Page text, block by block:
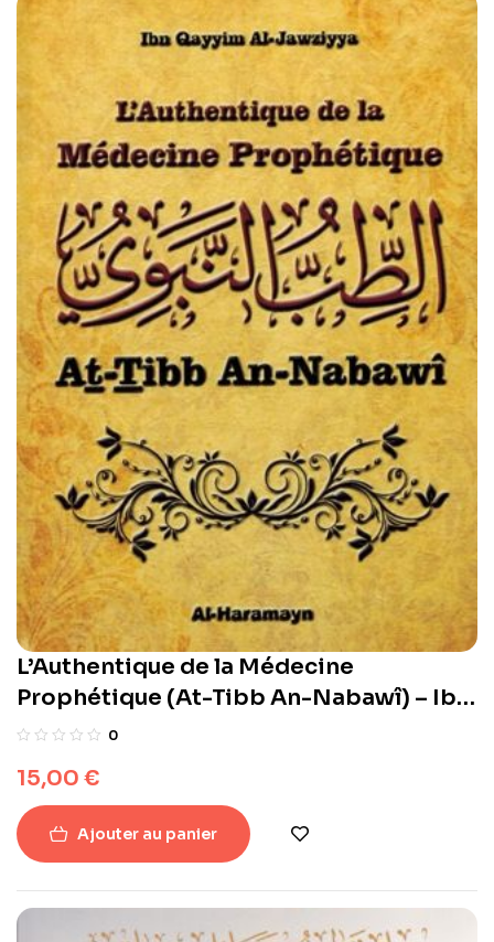
L’Authentique de la Médecine
Prophétique (At-Tibb An-Nabawî) – Ibn
Qayyim Al-Jawziyya – Al-Haramayn
0
15,00 €
Ajouter au panier